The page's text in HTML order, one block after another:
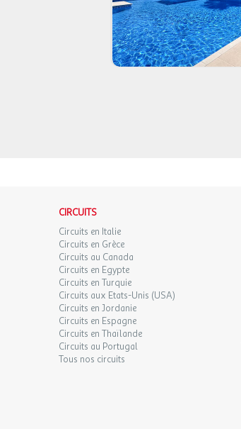
CIRCUITS
Circuits en Italie
Circuits en Grèce
Circuits au Canada
Circuits en Egypte
Circuits en Turquie
Circuits aux Etats-Unis (USA)
Circuits en Jordanie
Circuits en Espagne
Circuits en Thaïlande
Circuits au Portugal
Tous nos circuits